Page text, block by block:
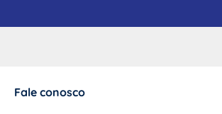
Fale conosco